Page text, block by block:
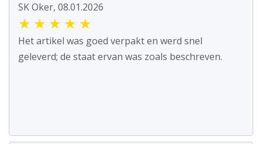
SK Oker, 08.01.2026
★ ★ ★ ★ ★
Het artikel was goed verpakt en werd snel
geleverd; de staat ervan was zoals beschreven.